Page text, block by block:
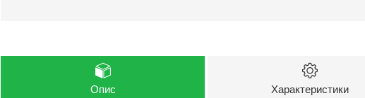
Опис Характеристики